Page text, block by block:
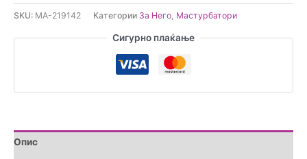
количина
SKU: MA-219142 Категории За Него, Мастурбатори
Сигурно плаќање
Опис